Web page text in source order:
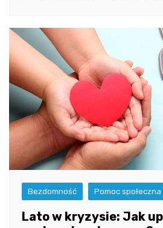
Bezdomność Pomoc społeczna
Lato w kryzysie: Jak